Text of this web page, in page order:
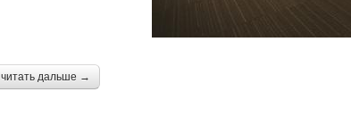
читать дальше →